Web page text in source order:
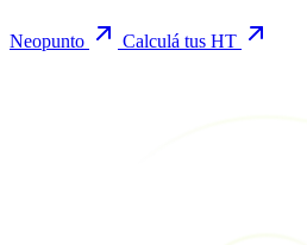
Neopunto Calculá tus HT